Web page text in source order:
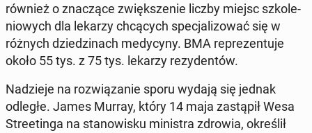
również o zna­czą­ce zwięk­sze­nie liczby miejsc szko­le­
nio­wych dla lekarzy chcą­cych spe­cja­li­zo­wać się w
różnych dzie­dzi­nach me­dy­cy­ny. BMA re­pre­zen­tu­je
około 55 tys. z 75 tys. lekarzy re­zy­den­tów.
Na­dzie­je na roz­wią­za­nie sporu wydają się jednak
odległe. James Murray, który 14 maja za­stą­pił Wesa
Stre­etin­ga na sta­no­wi­sku mi­ni­stra zdrowia, okre­ślił